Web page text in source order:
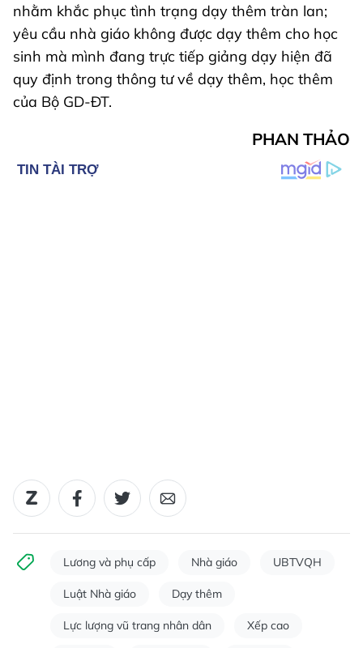
nhằm khắc phục tình trạng dạy thêm tràn lan;
yêu cầu nhà giáo không được dạy thêm cho học
sinh mà mình đang trực tiếp giảng dạy hiện đã
quy định trong thông tư về dạy thêm, học thêm
của Bộ GD-ĐT.
PHAN THẢO
Lương và phụ cấp Nhà giáo UBTVQH
Luật Nhà giáo Dạy thêm
Lực lượng vũ trang nhân dân Xếp cao